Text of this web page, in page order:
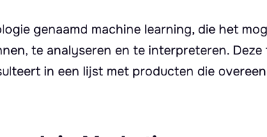
genaamd machine learning, die het
te analyseren en te interpreteren.
in een lijst met producten die